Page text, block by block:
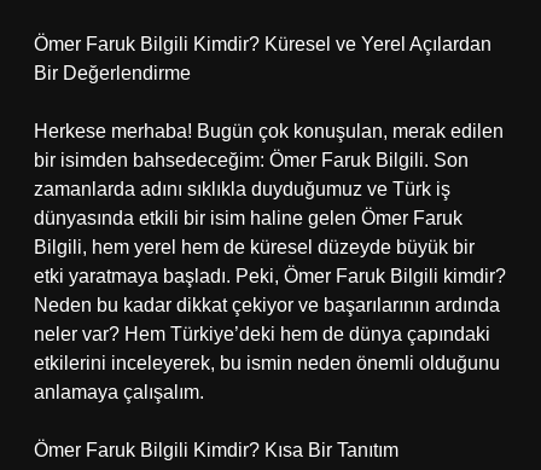
Ömer Faruk Bilgili Kimdir? Küresel ve Yerel Açılardan
Bir Değerlendirme
Herkese merhaba! Bugün çok konuşulan, merak edilen
bir isimden bahsedeceğim: Ömer Faruk Bilgili. Son
zamanlarda adını sıklıkla duyduğumuz ve Türk iş
dünyasında etkili bir isim haline gelen Ömer Faruk
Bilgili, hem yerel hem de küresel düzeyde büyük bir
etki yaratmaya başladı. Peki, Ömer Faruk Bilgili kimdir?
Neden bu kadar dikkat çekiyor ve başarılarının ardında
neler var? Hem Türkiye’deki hem de dünya çapındaki
etkilerini inceleyerek, bu ismin neden önemli olduğunu
anlamaya çalışalım.
Ömer Faruk Bilgili Kimdir? Kısa Bir Tanıtım